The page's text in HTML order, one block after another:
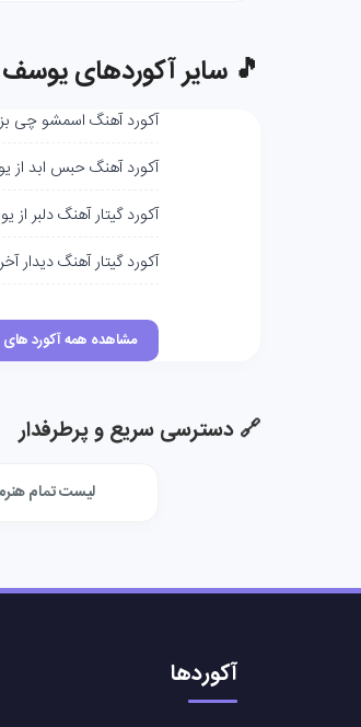
🎵 سایر آکوردهای یوسف
آکورد آهنگ اسمشو چی
آکورد آهنگ حبس ابد از
آکورد گیتار آهنگ دلبر از
آکورد گیتار آهنگ دیدار
مشاهده همه آکورد
🔗 دسترسی سریع و پرطرفدار
لیست تمام
آکوردها